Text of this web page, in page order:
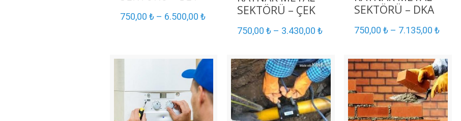
750,00 ₺– 6.500,00 ₺
SEKTÖRÜ – ÇEK
750,00 ₺– 3.430,00 ₺
SEKTÖRÜ – DKA
750,00₺ – 7.135,00₺